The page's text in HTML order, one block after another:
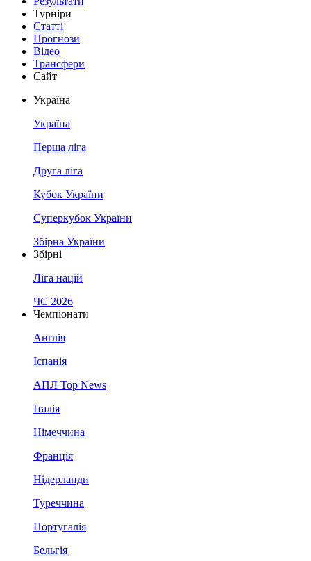
Турніри
Статті
Прогнози
Відео
Трансфери
Сайт
Україна
Україна
Перша ліга
Друга ліга
Кубок України
Суперкубок України
Збірна України
Збірні
Ліга націй
ЧС 2026
Чемпіонати
Англія
Іспанія
АПЛ Top News
Італія
Німеччина
Франція
Нідерланди
Туреччина
Португалія
Бельгія